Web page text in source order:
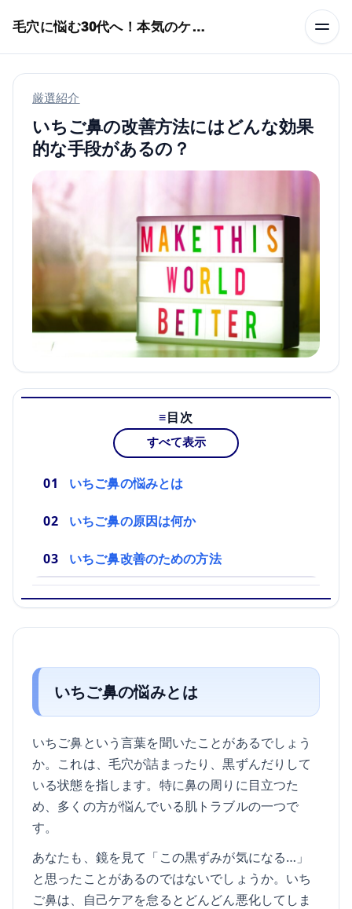
毛穴に悩む30代へ！本気のケア術特集
厳選紹介
いちご鼻の改善方法にはどんな効果
的な手段があるの？
目次
すべて表示
いちご鼻の悩みとは
いちご鼻の原因は何か
いちご鼻改善のための方法
いちご鼻の悩みとは
いちご鼻という言葉を聞いたことがあるでしょう
か。これは、毛穴が詰まったり、黒ずんだりして
いる状態を指します。特に鼻の周りに目立つた
め、多くの方が悩んでいる肌トラブルの一つで
す。
あなたも、鏡を見て「この黒ずみが気になる…」
と思ったことがあるのではないでしょうか。いち
ご鼻は、自己ケアを怠るとどんどん悪化してしま